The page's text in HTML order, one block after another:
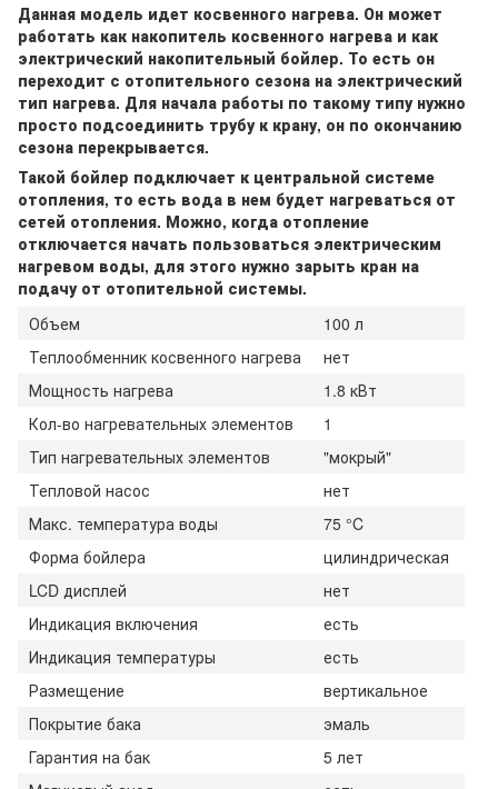
Данная модель идет косвенного нагрева. Он может
работать как накопитель косвенного нагрева и как
электрический накопительный бойлер. То есть он
переходит с отопительного сезона на электрический
тип нагрева. Для начала работы по такому типу нужно
просто подсоединить трубу к крану, он по окончанию
сезона перекрывается.
Такой бойлер подключает к центральной системе
отопления, то есть вода в нем будет нагреваться от
сетей отопления. Можно, когда отопление
отключается начать пользоваться электрическим
нагревом воды, для этого нужно зарыть кран на
подачу от отопительной системы.
Объем
100 л
Теплообменник косвенного нагрева
нет
Мощность нагрева
1.8 кВт
Кол-во нагревательных элементов
1
Тип нагревательных элементов
"мокрый"
Тепловой насос
нет
Макс. температура воды
75 °C
Форма бойлера
цилиндрическая
LCD дисплей
нет
Индикация включения
есть
Индикация температуры
есть
Размещение
вертикальное
Покрытие бака
эмаль
Гарантия на бак
5 лет